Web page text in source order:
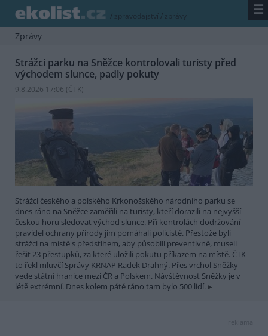
/ zpravodajství / zprávy ☰
Zprávy
Strážci parku na Sněžce kontrolovali turisty před
východem slunce, padly pokuty
9.8.2026 17:06 (ČTK)
Strážci českého a polského Krkonošského národního parku se
dnes ráno na Sněžce zaměřili na turisty, kteří dorazili na nejvyšší
českou horu sledovat východ slunce. Při kontrolách dodržování
pravidel ochrany přírody jim pomáhali policisté. Přestože byli
strážci na místě s předstihem, aby působili preventivně, museli
řešit 23 přestupků, za které uložili pokutu příkazem na místě. ČTK
to řekl mluvčí Správy KRNAP Radek Drahný. Přes vrchol Sněžky
vede státní hranice mezi ČR a Polskem. Návštěvnost Sněžky je v
létě extrémní. Dnes kolem páté ráno tam bylo 500 lidí.
reklama